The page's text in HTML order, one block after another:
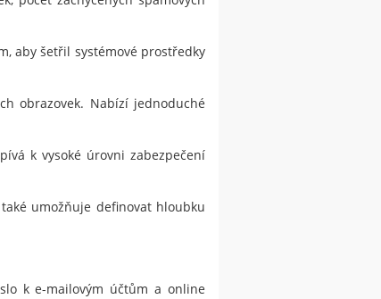
aby šetřil systémové prostředky
obrazovek. Nabízí jednoduché
k vysoké úrovni zabezpečení
umožňuje definovat hloubku
k e-mailovým účtům a online